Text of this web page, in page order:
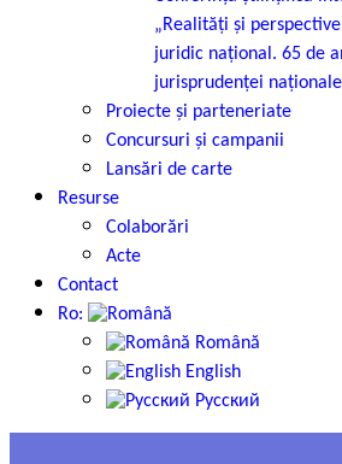
„Realități și
juridic național. 65 de
jurisprudenței
Proiecte și parteneriate
Concursuri și campanii
Lansări de carte
Resurse
Colaborări
Acte
Contact
Ro:
Română
English
Русский